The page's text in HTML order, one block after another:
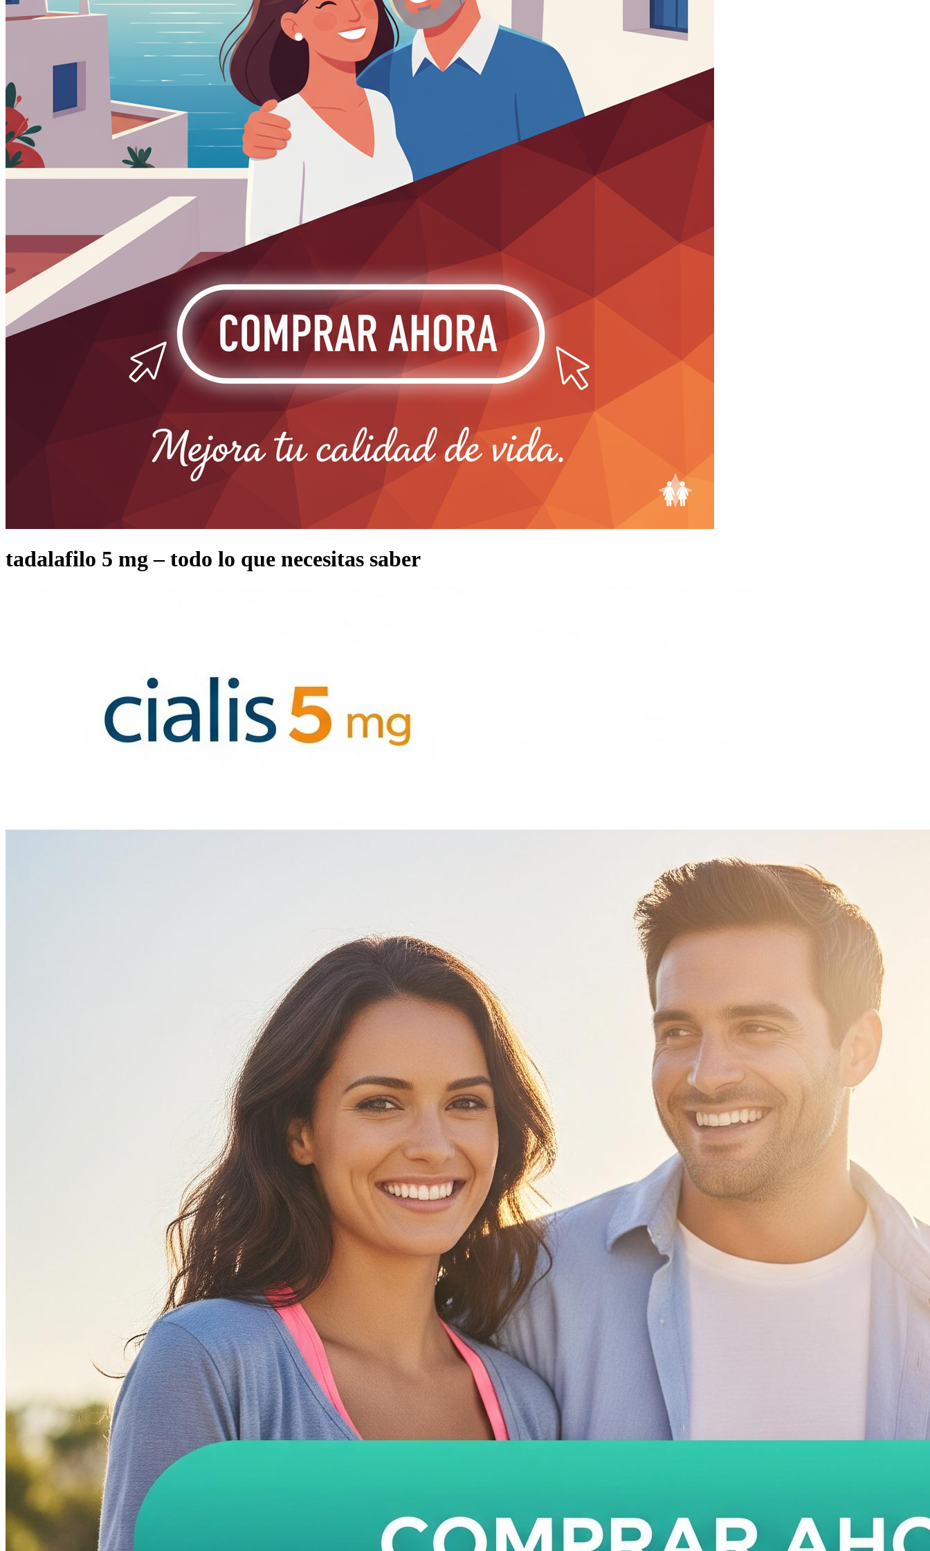
tadalafilo 5 mg – todo lo que necesitas saber